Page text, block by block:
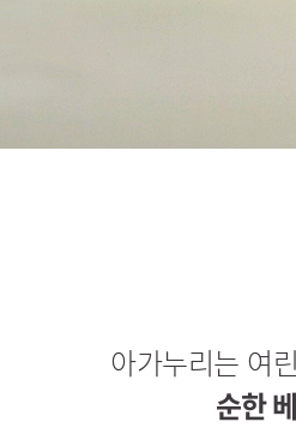
아가누리는 여
순한